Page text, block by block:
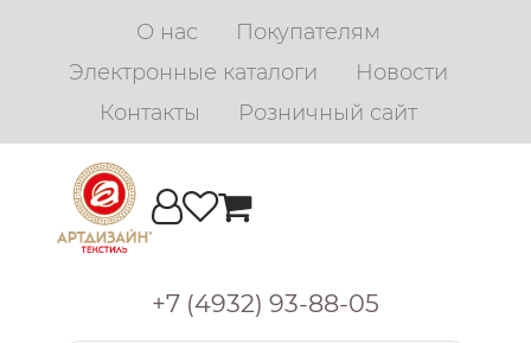
О нас
Покупателям
Электронные каталоги
Новости
Контакты
Розничный сайт
+7 (4932) 93-88-05